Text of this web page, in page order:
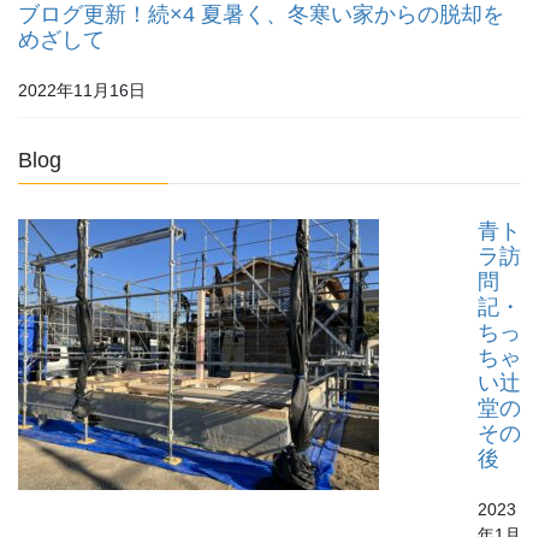
ブログ更新！続×4 夏暑く、冬寒い家からの脱却を
めざして
2022年11月16日
Blog
青ト
ラ訪
問
記・
ちっ
ちゃ
い辻
堂の
その
後
2023